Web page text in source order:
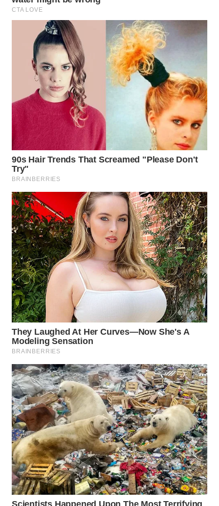
WN
PADANG
LAWAS
WN
SUMEDANG
WN
CIANJUR
WN
KEPULAUAN
SERIBU
TANGERANG
WN
BINJAI
WN
CIREBON
WN
INDRAMAYU
WN
KUNINGAN
WN
MAJALENGKA
WN
SUBANG
WN
SUKABUMI
WN
PURWAKARTA